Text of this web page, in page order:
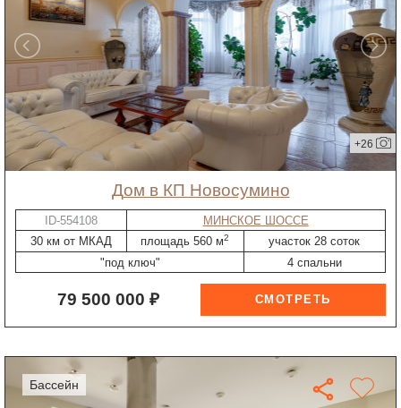
+26
дом в КП Новосумино
ID-554108
МИНСКОЕ ШОССЕ
30 км от МКАД
площадь 560 м2
участок 28 соток
"под ключ"
4 спальни
79 500 000 ₽
бассейн